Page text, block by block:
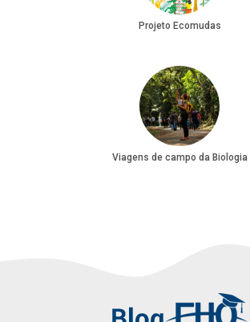
Projeto Ecomudas
Viagens de campo da Biologia